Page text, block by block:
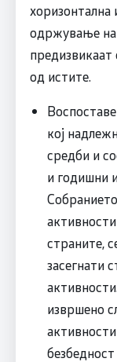
хоризонтална
одржување
предизвикаат
од истите.
кој
средби и
и годишни
страните,
засегнати
извршено